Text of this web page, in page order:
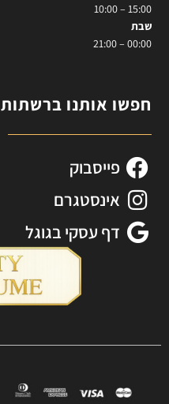
15:00 – 10:00
שבת
00:00 – 21:00
חפשו אותנו ברשתות
פייסבוק
אינסטגרם
דף עסקי בגוגל